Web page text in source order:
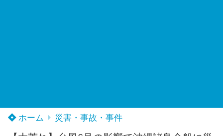
ホーム 災害・事故・事件